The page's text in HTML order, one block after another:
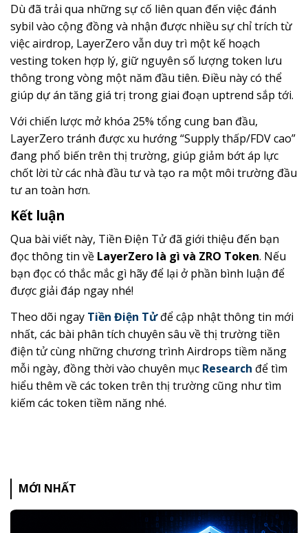
Dù đã trải qua những sự cố liên quan đến việc đánh
sybil vào cộng đồng và nhận được nhiều sự chỉ trích từ
việc airdrop, LayerZero vẫn duy trì một kế hoạch
vesting token hợp lý, giữ nguyên số lượng token lưu
thông trong vòng một năm đầu tiên. Điều này có thể
giúp dự án tăng giá trị trong giai đoạn uptrend sắp tới.
Với chiến lược mở khóa 25% tổng cung ban đầu,
LayerZero tránh được xu hướng “Supply thấp/FDV cao”
đang phổ biến trên thị trường, giúp giảm bớt áp lực
chốt lời từ các nhà đầu tư và tạo ra một môi trường đầu
tư an toàn hơn.
Kết luận
Qua bài viết này, Tiền Điện Tử đã giới thiệu đến bạn
đọc thông tin về LayerZero là gì và ZRO Token. Nếu
bạn đọc có thắc mắc gì hãy để lại ở phần bình luận để
được giải đáp ngay nhé!
Theo dõi ngay Tiền Điện Tửđể cập nhật thông tin mới
nhất, các bài phân tích chuyên sâu về thị trường tiền
điện tử cùng những chương trình Airdrops tiềm năng
mỗi ngày, đồng thời vào chuyên mục Research để tìm
hiểu thêm về các token trên thị trường cũng như tìm
kiếm các token tiềm năng nhé.
MỚI NHẤT